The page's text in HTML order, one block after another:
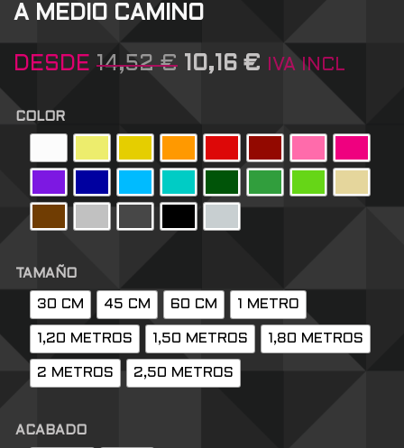
A MEDIO CAMINO
DESDE 14,52€ 10,16 € IVA INCL
COLOR
TAMAÑO
30 CM 45 CM 60 CM 1 METRO
1,20 METROS 1,50 METROS 1,80 METROS
2 METROS 2,50 METROS
ACABADO